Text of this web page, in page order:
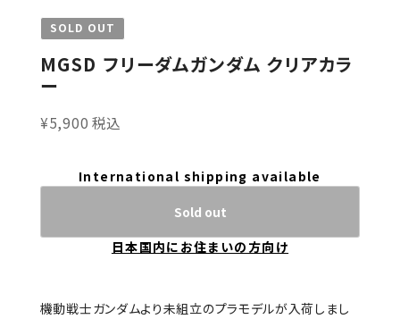
SOLD OUT
MGSD フリーダムガンダム クリアカラ
ー
¥5,900 税込
International shipping available
Sold out
日本国内にお住まいの方向け
機動戦士ガンダムより未組立のプラモデルが入荷しまし